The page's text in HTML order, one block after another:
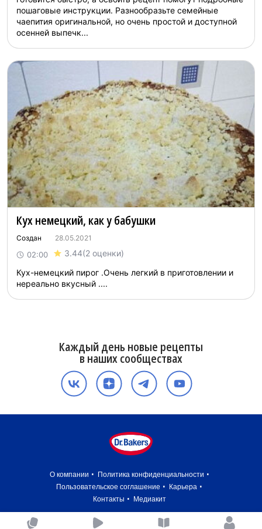
пошаговые инструкции. Разнообразьте семейные
чаепития оригинальной, но очень простой и доступной
осенней выпечк...
Кух немецкий, как у бабушки
Создан 28.05.2021
02:00 3.44(2 оценки)
Кух-немецкий пирог .Очень легкий в приготовлении и
нереально вкусный ....
Каждый день новые рецепты
в наших сообществах
О компании
Политика конфиденциальности
Пользовательское соглашение
Карьера
Контакты
Медиакит